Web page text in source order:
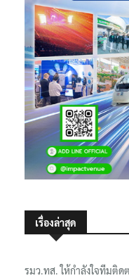
เรื่องล่าสุด
รมว.ทส. ให้กำลังใจทีมติด